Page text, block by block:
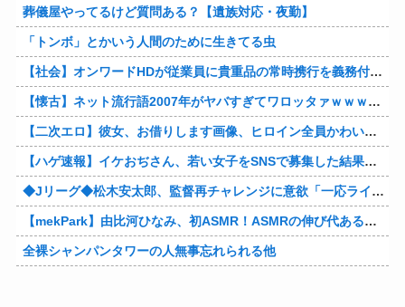
葬儀屋やってるけど質問ある？【遺族対応・夜勤】
「トンボ」とかいう人間のために生きてる虫
【社会】オンワードHDが従業員に貴重品の常時携行を義務付け 熊本地震被災を受けて
【懐古】ネット流行語2007年がヤバすぎてワロッタァｗｗｗｗｗｗｗｗ
【二次エロ】彼女、お借りします画像、ヒロイン全員かわいすぎる件ｗ
【ハゲ速報】イケおぢさん、若い女子をSNSで募集した結果（画像あり）
◆Jリーグ◆松木安太郎、監督再チャレンジに意欲「一応ライセンスも持っているので」 ヴェルディ川崎の監督時代には2連覇を達成
【mekPark】由比河ひなみ、初ASMR！ASMRの伸び代あるよ他
全裸シャンパンタワーの人無事忘れられる他